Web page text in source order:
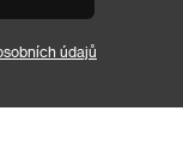
údajů